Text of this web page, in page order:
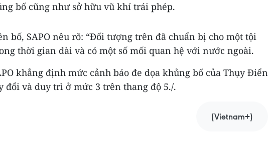
bố cũng như sở hữu vũ khí trái phép.
bố, SAPO nêu rõ: “Đối tượng trên đã chuẩn bị cho một tội
thời gian dài và có một số mối quan hệ với nước ngoài.
khẳng định mức cảnh báo đe dọa khủng bố của Thụy Điển
đổi và duy trì ở mức 3 trên thang độ 5./.
(Vietnam+)